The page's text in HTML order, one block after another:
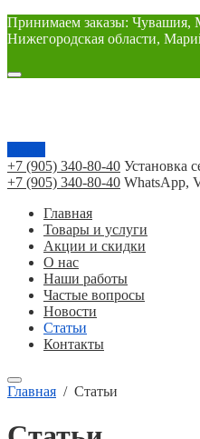
Принимаем заказы: Чувашия,
Нижегородская области,
+7 (905) 340-80-40 Установка
+7 (905) 340-80-40 WhatsApp,
Главная
Товары и услуги
Акции и скидки
О нас
Наши работы
Частые вопросы
Новости
Статьи
Контакты
Главная / Статьи